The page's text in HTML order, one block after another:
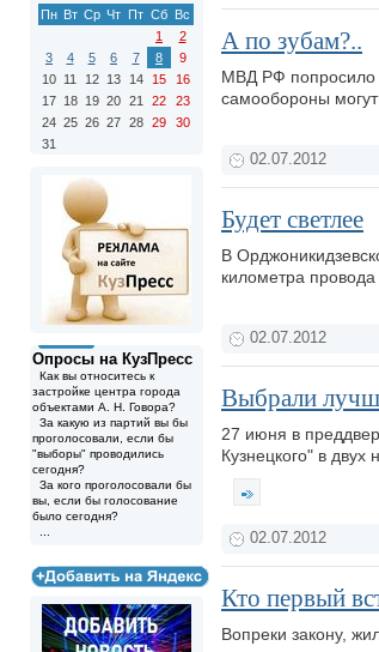
Пн Вт Ср Чт Пт Сб Вс
1
2
3
4 5 6 7 8
9
10 11 12 13 14 15
16
17 18 19 20 21 22
23
24 25 26 27 28 29
30
31
Опросы на КузПресс
Как вы относитесь к
застройке центра города
объектами А. Н. Говора?
За какую из партий вы бы
проголосовали, если бы
"выборы" проводились
сегодня?
За кого проголосовали бы
вы, если бы голосование
было сегодня?
А по зубам?..
МВД РФ попросило
самообороны
02.07.2012
Будет светлее
В
километра
02.07.2012
Выбрали
27 июня в
Кузнецкого" в двух
02.07.2012
Кто первый
Вопреки закону,